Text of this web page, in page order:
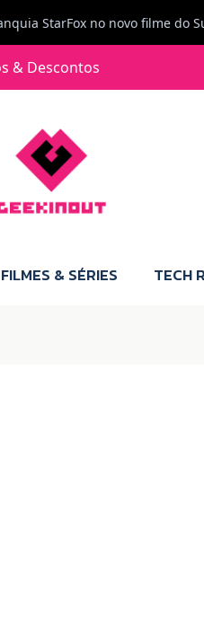
para a Switch 2 :P
& Descontos
& SÉRIES TECH